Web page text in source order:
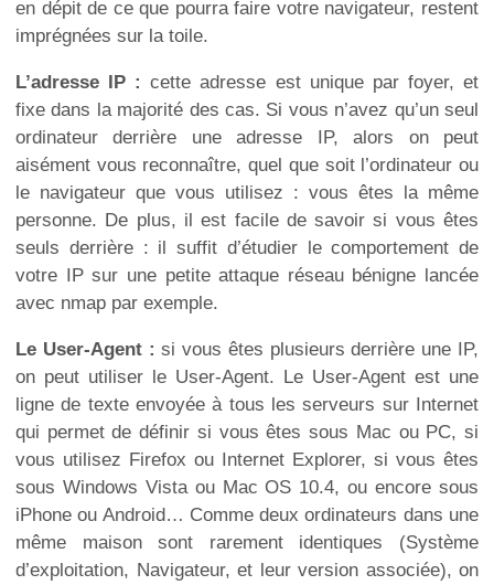
en dépit de ce que pourra faire votre navigateur, restent
imprégnées sur la toile.
L’adresse IP : cette adresse est unique par foyer, et
fixe dans la majorité des cas. Si vous n’avez qu’un seul
ordinateur derrière une adresse IP, alors on peut
aisément vous reconnaître, quel que soit l’ordinateur ou
le navigateur que vous utilisez : vous êtes la même
personne. De plus, il est facile de savoir si vous êtes
seuls derrière : il suffit d’étudier le comportement de
votre IP sur une petite attaque réseau bénigne lancée
avec nmap par exemple.
Le User-Agent : si vous êtes plusieurs derrière une IP,
on peut utiliser le User-Agent. Le User-Agent est une
ligne de texte envoyée à tous les serveurs sur Internet
qui permet de définir si vous êtes sous Mac ou PC, si
vous utilisez Firefox ou Internet Explorer, si vous êtes
sous Windows Vista ou Mac OS 10.4, ou encore sous
iPhone ou Android… Comme deux ordinateurs dans une
même maison sont rarement identiques (Système
d’exploitation, Navigateur, et leur version associée), on